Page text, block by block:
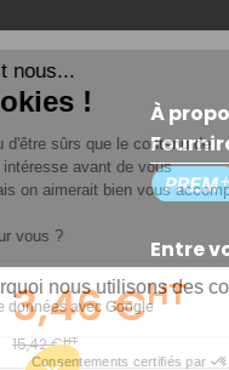
3,46 €HT
15,42 €HT
À
Entre
Besoin